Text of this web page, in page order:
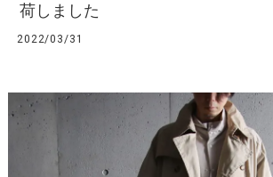
荷しました
2022/03/31